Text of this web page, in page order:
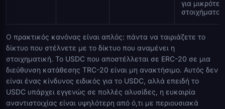
για
στοιχήματα
Ο πρακτικός κανόνας είναι απλός: πάντα να ταιριάζετε το
δίκτυο που στέλνετε με το δίκτυο που αναμένει η
στοιχηματική. Το USDC που αποστέλλεται σε ERC-20 σε μια
διεύθυνση κατάθεσης TRC-20 είναι μη ανακτήσιμο. Αυτός δεν
είναι ένας κίνδυνος ειδικός για το USDC, αλλά επειδή το
USDC υπάρχει εγγενώς σε πολλές αλυσίδες, η ευκαιρία
αναντιστοιχίας είναι υψηλότερη από ό,τι με περιουσιακά